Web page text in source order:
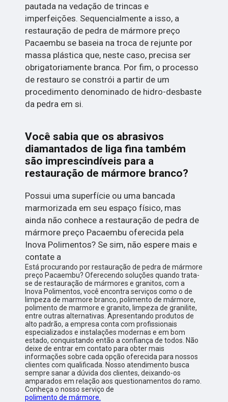
pautada na vedação de trincas e
imperfeições. Sequencialmente a isso, a
restauração de pedra de mármore preço
Pacaembu se baseia na troca de rejunte por
massa plástica que, neste caso, precisa ser
obrigatoriamente branca. Por fim, o processo
de restauro se constrói a partir de um
procedimento denominado de hidro-desbaste
da pedra em si.
Você sabia que os abrasivos
diamantados de liga fina também
são imprescindíveis para a
restauração de mármore branco?
Possui uma superfície ou uma bancada
marmorizada em seu espaço físico, mas
ainda não conhece a restauração de pedra de
mármore preço Pacaembu oferecida pela
Inova Polimentos? Se sim, não espere mais e
contate a
Está procurando por restauração de pedra de mármore
preço Pacaembu? Oferecendo soluções quando trata-
se de restauração de mármores e granitos, com a
Inova Polimentos, você encontra serviços como o de
limpeza de marmore branco, polimento de mármore,
polimento de marmore e granito, limpeza de granilite,
entre outras alternativas. Apresentando produtos de
alto padrão, a empresa conta com profissionais
especializados e instalações modernas e em bom
estado, conquistando então a confiança de todos. Não
deixe de entrar em contato para obter mais
informações sobre cada opção oferecida para nossos
clientes com qualificada. Nosso atendimento busca
sempre sanar a dúvida dos clientes, deixando-os
amparados em relação aos questionamentos do ramo.
Conheça o nosso serviço de
polimento de mármore.